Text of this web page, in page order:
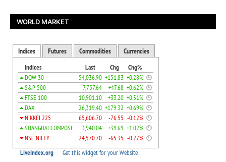
WORLD MARKET